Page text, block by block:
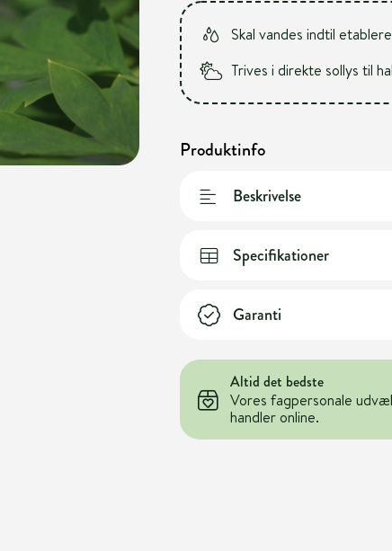
Skal vandes indtil
Trives i direkte sollys til
Produktinfo
Beskrivelse
Specifikationer
Garanti
Altid det bedste
Vores fagpersonale
handler online.